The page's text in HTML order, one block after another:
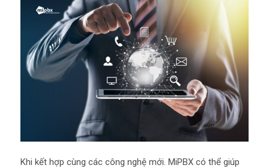
Khi kết hợp cùng các công nghệ mới. MiPBX có thể giúp